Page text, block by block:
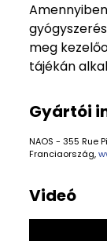
meg
tájékán
Gyártói
NAOS - 355 Rue
Franciaország,
Videó